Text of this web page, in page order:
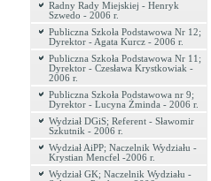
Radny Rady Miejskiej - Henryk
Szwedo - 2006 r.
Publiczna Szkoła Podstawowa Nr 12;
Dyrektor - Agata Kurcz - 2006 r.
Publiczna Szkoła Podstawowa Nr 11;
Dyrektor - Czesława Krystkowiak -
2006 r.
Publiczna Szkoła Podstawowa nr 9;
Dyrektor - Lucyna Żminda - 2006 r.
Wydział DGiS; Referent - Sławomir
Szkutnik - 2006 r.
Wydział AiPP; Naczelnik Wydziału -
Krystian Mencfel -2006 r.
Wydział GK; Naczelnik Wydziału -